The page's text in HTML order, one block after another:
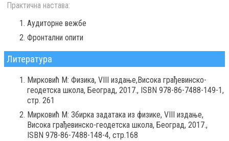
Практична настава:
Аудиторне вежбе
Фронтални опити
Литература
Мирковић М: Физика, VIII издање,Висока грађевинско-
геодетска школа, Београд, 2017., ISBN 978-86-7488-149-1,
стр. 261
Мирковић М: Збирка задатака из физике, VIII издање,
Висока грађевинско-геодетска школа, Београд, 2017.,
ISBN 978-86-7488-148-4, стр.168